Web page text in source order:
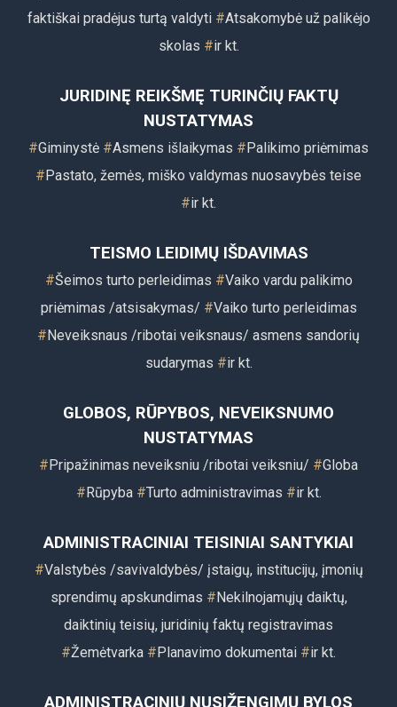
faktiškai pradėjus turtą valdyti #Atsakomybė už palikėjo
skolas #ir kt.
JURIDINĘ REIKŠMĘ TURINČIŲ FAKTŲ
NUSTATYMAS
#Giminystė #Asmens išlaikymas #Palikimo priėmimas
#Pastato, žemės, miško valdymas nuosavybės teise
#ir kt.
TEISMO LEIDIMŲ IŠDAVIMAS
#Šeimos turto perleidimas #Vaiko vardu palikimo
priėmimas /atsisakymas/ #Vaiko turto perleidimas
#Neveiksnaus /ribotai veiksnaus/ asmens sandorių
sudarymas #ir kt.
GLOBOS, RŪPYBOS, NEVEIKSNUMO
NUSTATYMAS
#Pripažinimas neveiksniu /ribotai veiksniu/ #Globa
#Rūpyba #Turto administravimas #ir kt.
ADMINISTRACINIAI TEISINIAI SANTYKIAI
#Valstybės /savivaldybės/ įstaigų, institucijų, įmonių
sprendimų apskundimas #Nekilnojamųjų daiktų,
daiktinių teisių, juridinių faktų registravimas
#Žemėtvarka #Planavimo dokumentai #ir kt.
ADMINISTRACINIŲ NUSIŽENGIMŲ BYLOS